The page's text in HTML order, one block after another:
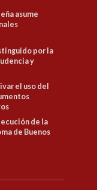
asume
por la
y
el uso del
de la
de Buenos